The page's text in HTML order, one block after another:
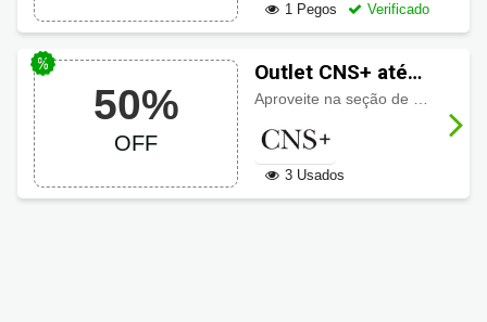
1 Pegos Verificado
50%
OFF
Outlet CNS+ até
50% OFF
Aproveite na seção de Outlet você encontra: botas, sapatênis, sapato casual e sapato social na
3 Usados